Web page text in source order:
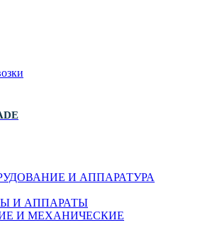
И АППАРАТУРА
И АППАРАТЫ
И МЕХАНИЧЕСКИЕ